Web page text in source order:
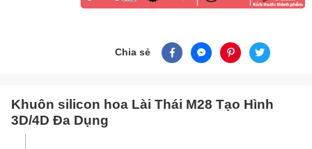
Chia sẻ
Khuôn silicon hoa Lài Thái M28 Tạo Hình
3D/4D Đa Dụng